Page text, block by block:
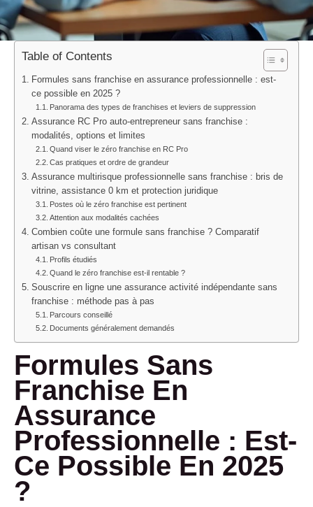
Table of Contents
Formules sans franchise en assurance professionnelle : est-
ce possible en 2025 ?
Panorama des types de franchises et leviers de suppression
Assurance RC Pro auto-entrepreneur sans franchise :
modalités, options et limites
Quand viser le zéro franchise en RC Pro
Cas pratiques et ordre de grandeur
Assurance multirisque professionnelle sans franchise : bris de
vitrine, assistance 0 km et protection juridique
Postes où le zéro franchise est pertinent
Attention aux modalités cachées
Combien coûte une formule sans franchise ? Comparatif
artisan vs consultant
Profils étudiés
Quand le zéro franchise est-il rentable ?
Souscrire en ligne une assurance activité indépendante sans
franchise : méthode pas à pas
Parcours conseillé
Documents généralement demandés
Formules Sans
Franchise En
Assurance
Professionnelle : Est-
Ce Possible En 2025
?